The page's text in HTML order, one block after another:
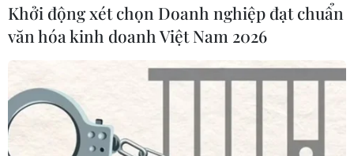
Khởi động xét chọn Doanh nghiệp đạt chuẩn
văn hóa kinh doanh Việt Nam 2026